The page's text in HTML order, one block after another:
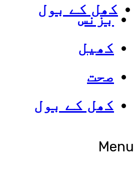
بزنس
کھیل
صحت
کھل کے بول
Menu
کھل کے بول